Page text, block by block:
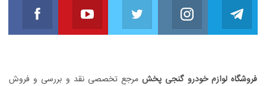
Telegram
مارا دنبال کنید
Instagram
مارا دنبال کنید
Twitter
مارا دنبال کنید
Youtube
مارا دنبال کنید
فروشگاه لوازم خودرو گنجی پخشمرجع تخصصی نقد و بررسی و فروش